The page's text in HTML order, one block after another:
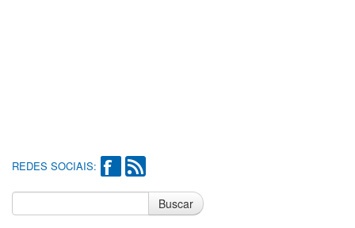
REDES SOCIAIS:
Buscar